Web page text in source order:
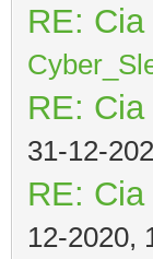
RE:
RE:
31-12-
RE:
12-2020,